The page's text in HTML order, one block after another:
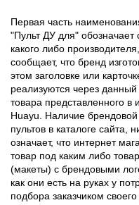
Первая часть
"Пульт ДУ для" обозначает
какого либо
сообщает, что бренд
этом заголовке или
реализуются через
товара представленного в
Huayu. Наличие
пультов в каталоге сайта,
означает, что интернет
товар под каким либо
(макеты) с брендовыми
как они есть на руках у
подбора заказчиком